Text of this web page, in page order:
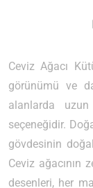
Ceviz Ağacı
görünümü ve
alanlarda
seçeneğidir.
gövdesinin
Ceviz ağacının
desenleri, her